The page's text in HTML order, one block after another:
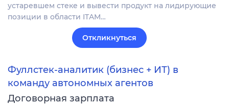
устаревшем стеке и вывести продукт на лидирующие
позиции в области ITAM…
Откликнуться
Фуллстек-аналитик (бизнес + ИТ) в
команду автономных агентов
Договорная зарплата